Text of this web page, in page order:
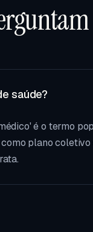
saúde?
é o termo
plano